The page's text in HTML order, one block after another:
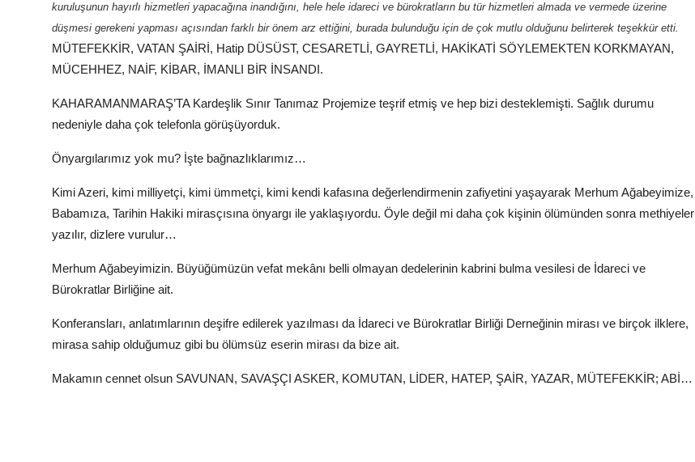
kuruluşunun hayırlı hizmetleri yapacağına inandığını, hele hele idareci ve bürokratların bu tür hizmetleri almada ve vermede üzerine
düşmesi gerekeni yapması açısından farklı bir önem arz ettiğini, burada bulunduğu için de çok mutlu olduğunu belirterek teşekkür etti.
MÜTEFEKKİR, VATAN ŞAİRİ, Hatip DÜSÜST, CESARETLİ, GAYRETLİ, HAKİKATİ SÖYLEMEKTEN KORKMAYAN,
MÜCEHHEZ, NAİF, KİBAR, İMANLI BİR İNSANDI.
KAHARAMANMARAŞ’TA Kardeşlik Sınır Tanımaz Projemize teşrif etmiş ve hep bizi desteklemişti. Sağlık durumu
nedeniyle daha çok telefonla görüşüyorduk.
Önyargılarımız yok mu? İşte bağnazlıklarımız…
Kimi Azeri, kimi milliyetçi, kimi ümmetçi, kimi kendi kafasına değerlendirmenin zafiyetini yaşayarak Merhum Ağabeyimize,
Babamıza, Tarihin Hakiki mirasçısına önyargı ile yaklaşıyordu. Öyle değil mi daha çok kişinin ölümünden sonra methiyeler
yazılır, dizlere vurulur…
Merhum Ağabeyimizin. Büyüğümüzün vefat mekânı belli olmayan dedelerinin kabrini bulma vesilesi de İdareci ve
Bürokratlar Birliğine ait.
Konferansları, anlatımlarının deşifre edilerek yazılması da İdareci ve Bürokratlar Birliği Derneğinin mirası ve birçok ilklere,
mirasa sahip olduğumuz gibi bu ölümsüz eserin mirası da bize ait.
Makamın cennet olsun SAVUNAN, SAVAŞÇI ASKER, KOMUTAN, LİDER, HATEP, ŞAİR, YAZAR, MÜTEFEKKİR; ABİ…